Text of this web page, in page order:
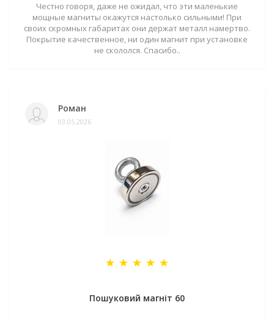
Честно говоря, даже не ожидал, что эти маленькие
мощные магниты окажутся настолько сильными! При
своих скромных габаритах они держат металл намертво.
Покрытие качественное, ни один магнит при установке
не скололся. Спасибо..
Роман
03.05.2026
Пошуковий магніт 60